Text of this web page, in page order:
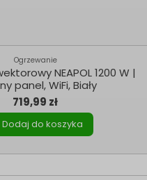
Ogrzewanie
NEAPOL 1200 W |
panel, WiFi, Biały
719,99 zł
Dodaj do koszyka